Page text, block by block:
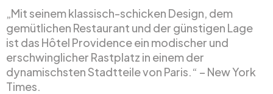
„Mit seinem klassisch-schicken Design, dem
gemütlichen Restaurant und der günstigen Lage
ist das Hôtel Providence ein modischer und
erschwinglicher Rastplatz in einem der
dynamischsten Stadtteile von Paris.“ – New York
Times.